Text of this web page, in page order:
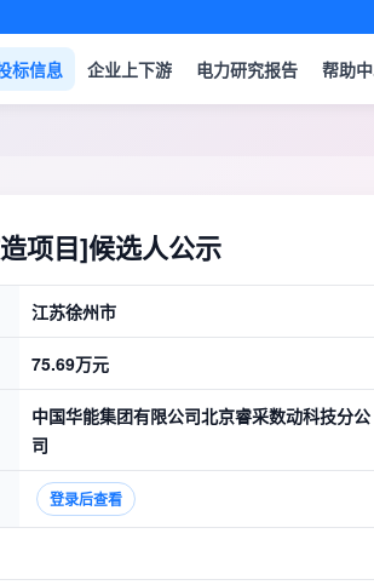
标信息 企业上下游 电力研究报告 帮助
项目]候选人公示
江苏徐州市
75.69万元
中国华能集团有限公司北京睿采数动科技分公
司
登录后查看